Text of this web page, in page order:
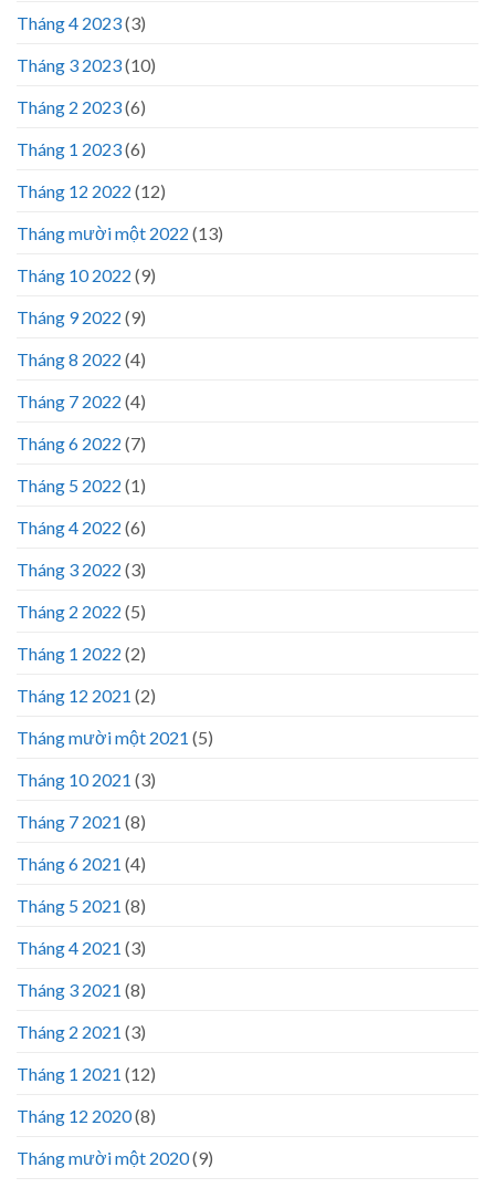
Tháng 4 2023(3)
Tháng 3 2023(10)
Tháng 2 2023(6)
Tháng 1 2023(6)
Tháng 12 2022 (12)
Tháng mười một 2022 (13)
Tháng 10 2022 (9)
Tháng 9 2022 (9)
Tháng 8 2022 (4)
Tháng 7 2022 (4)
Tháng 6 2022 (7)
Tháng 5 2022 (1)
Tháng 4 2022 (6)
Tháng 3 2022 (3)
Tháng 2 2022 (5)
Tháng 1 2022 (2)
Tháng 12 2021 (2)
Tháng mười một 2021 (5)
Tháng 10 2021 (3)
Tháng 7 2021 (8)
Tháng 6 2021 (4)
Tháng 5 2021 (8)
Tháng 4 2021 (3)
Tháng 3 2021 (8)
Tháng 2 2021 (3)
Tháng 1 2021 (12)
Tháng 12 2020(8)
Tháng mười một 2020(9)